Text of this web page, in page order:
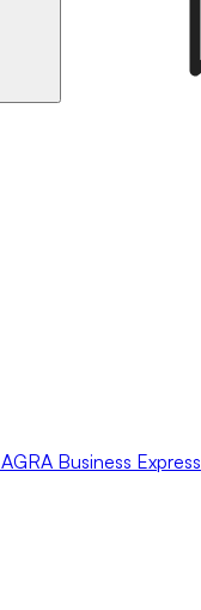
AGRA Business Express